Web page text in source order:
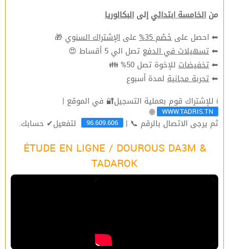
من الخامسة ابتدائي إلى البكالوريا
⬅ احصل على خَصْم 35% على الإشتراك السنوي 🎁
⬅تسهيلات في الدفع تصل الي 5 أقساط 😍
⬅تخفيضات للإخوة تصل 50% 👪
⬅تجربة مجانية لمدة أسبوع
ℹ للإشتراك قوم بعملية التسجيل🔐 في الموقع |
WWW.TADRIS.TN
🌐
ثم يرجى الاتصال بالرقم 📞 | 96.609.606 لتفعيل✔ حسابك.
ÉTUDE EN LIGNE / DOUROUS DA3M &
TADAROK